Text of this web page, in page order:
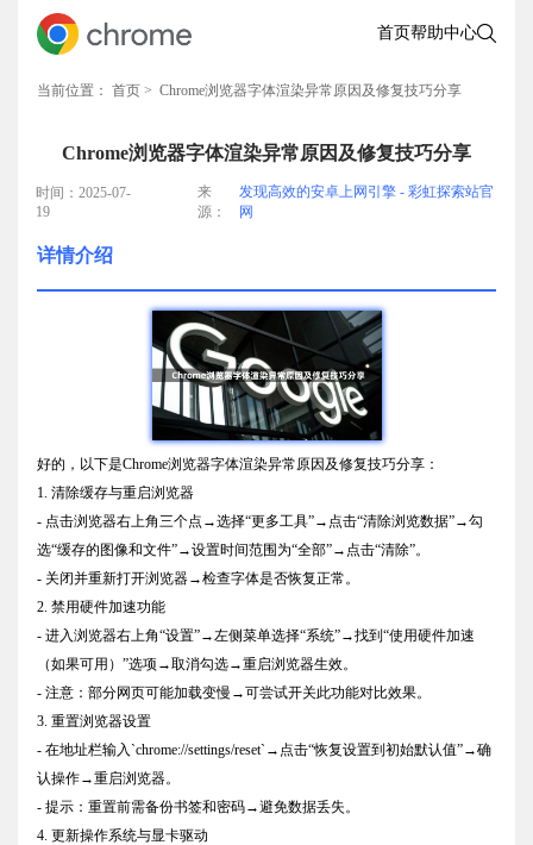
首页帮助中心
当前位置： 首页 > Chrome浏览器字体渲染异常原因及修复技巧分享
Chrome浏览器字体渲染异常原因及修复技巧分享
时间：2025-07-
19
来
源：
发现高效的安卓上网引擎 - 彩虹探索站官
网
详情介绍
好的，以下是Chrome浏览器字体渲染异常原因及修复技巧分享：
1. 清除缓存与重启浏览器
- 点击浏览器右上角三个点→选择“更多工具”→点击“清除浏览数据”→勾
选“缓存的图像和文件”→设置时间范围为“全部”→点击“清除”。
- 关闭并重新打开浏览器→检查字体是否恢复正常。
2. 禁用硬件加速功能
- 进入浏览器右上角“设置”→左侧菜单选择“系统”→找到“使用硬件加速
（如果可用）”选项→取消勾选→重启浏览器生效。
- 注意：部分网页可能加载变慢→可尝试开关此功能对比效果。
3. 重置浏览器设置
- 在地址栏输入`chrome://settings/reset`→点击“恢复设置到初始默认值”→确
认操作→重启浏览器。
- 提示：重置前需备份书签和密码→避免数据丢失。
4. 更新操作系统与显卡驱动